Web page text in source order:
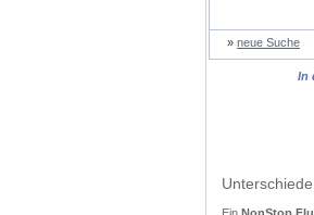
» neue Suche
In